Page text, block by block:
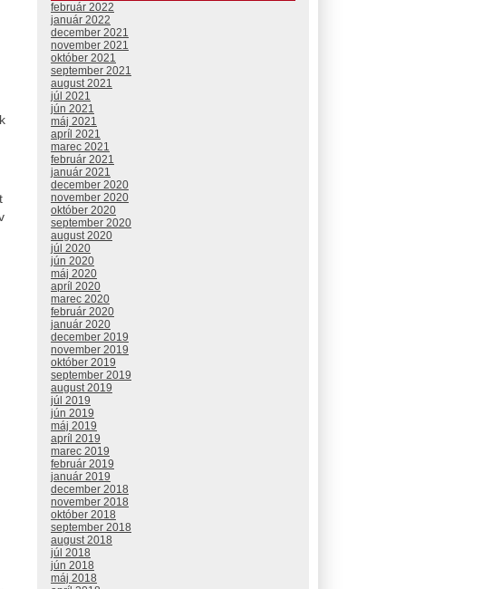
február 2022
január 2022
december 2021
november 2021
október 2021
september 2021
august 2021
júl 2021
jún 2021
máj 2021
apríl 2021
marec 2021
február 2021
január 2021
december 2020
november 2020
október 2020
september 2020
august 2020
júl 2020
jún 2020
máj 2020
apríl 2020
marec 2020
február 2020
január 2020
december 2019
november 2019
október 2019
september 2019
august 2019
júl 2019
jún 2019
máj 2019
apríl 2019
marec 2019
február 2019
január 2019
december 2018
november 2018
október 2018
september 2018
august 2018
júl 2018
jún 2018
máj 2018